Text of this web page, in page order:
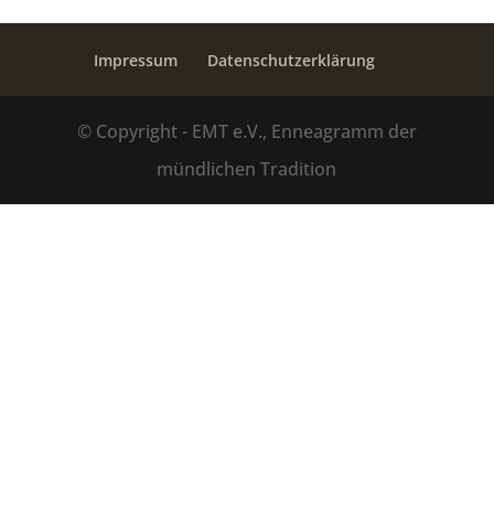
Impressum Datenschutzerklärung
© Copyright - EMT e.V., Enneagramm der
mündlichen Tradition